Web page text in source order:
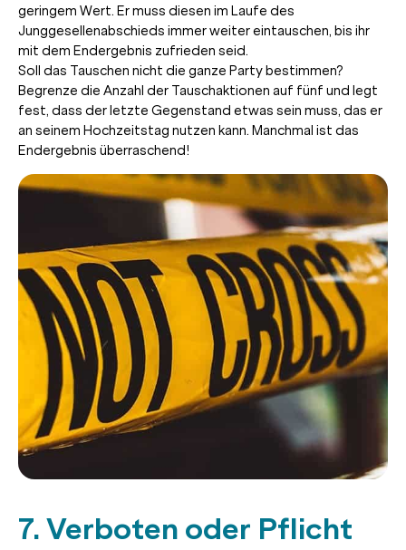
geringem Wert. Er muss diesen im Laufe des
Junggesellenabschieds immer weiter eintauschen, bis ihr
mit dem Endergebnis zufrieden seid.
Soll das Tauschen nicht die ganze Party bestimmen?
Begrenze die Anzahl der Tauschaktionen auf fünf und legt
fest, dass der letzte Gegenstand etwas sein muss, das er
an seinem Hochzeitstag nutzen kann. Manchmal ist das
Endergebnis überraschend!
7. Verboten oder Pflicht